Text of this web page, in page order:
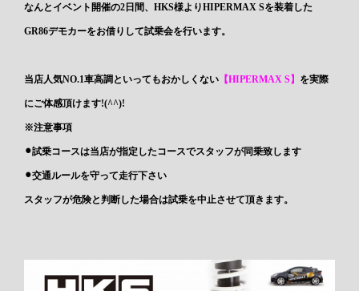
なんとイベント開催の2日間、HKS様よりHIPERMAX Sを装着した
GR86デモカーをお借りして試乗会を行います。
当店人気NO.1車高調といってもおかしくない 【HIPERMAX S】 を実際
にご体感頂けます!(^^)!
※注意事項
⚫︎試乗コースは当店が指定したコースでスタッフが同乗致します
⚫︎交通ルールを守って走行下さい
スタッフが危険と判断した場合は試乗を中止させて頂きます。